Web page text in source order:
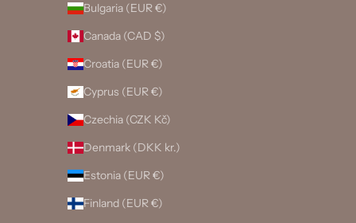
Bulgaria (EUR €)
Canada (CAD $)
Croatia (EUR €)
Cyprus (EUR €)
Czechia (CZK Kč)
Denmark (DKK kr.)
Estonia (EUR €)
Finland (EUR €)